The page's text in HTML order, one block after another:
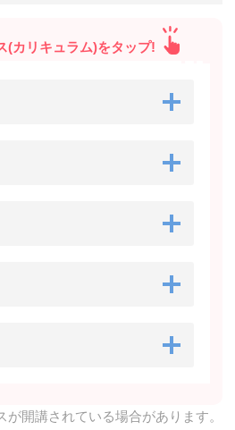
(カリキュラム)をタップ!
が開講されている場合があります。